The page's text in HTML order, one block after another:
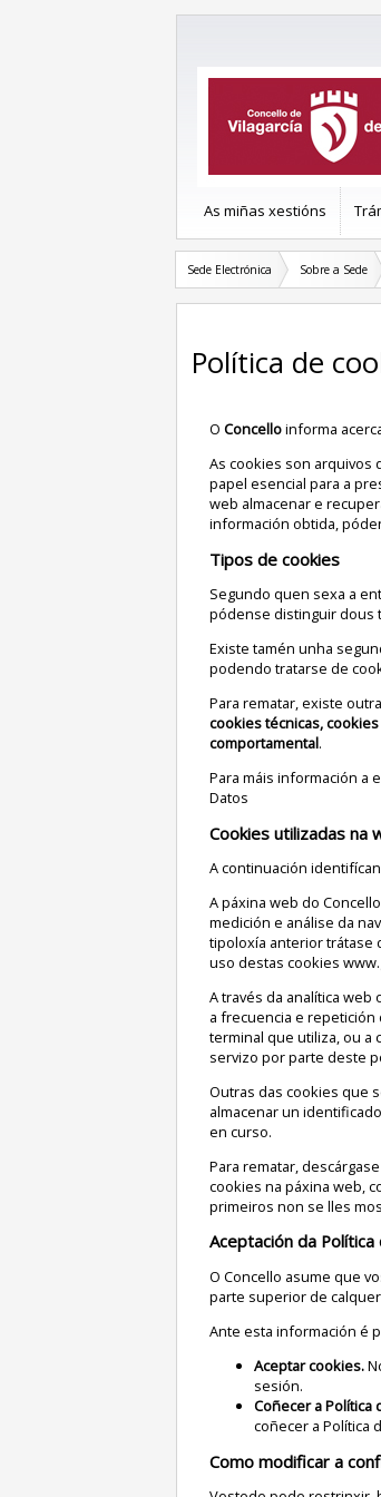
As miñas xestións
Sede Electrónica Sobre a Sede
Política de
O Concelloinforma
As cookies son arquivos
papel esencial para a
web almacenar e
información obtida,
Tipos de cookies
Segundo quen sexa a
pódense distinguir dous
Existe tamén unha
podendo tratarse de
Para rematar, existe
cookies técnicas,
comportamental.
Para máis información a
Datos
Cookies utilizadas na
A continuación
A páxina web do
medición e análise da
tipoloxía anterior trátase
uso destas cookies
A través da analítica
a frecuencia e repetición
terminal que utiliza, ou a
servizo por parte deste
Outras das cookies que
almacenar un
en curso.
Para rematar,
cookies na páxina web,
primeiros non se lles
Aceptación da
O Concello asume que
parte superior de
Ante esta información é
Aceptar cookies.
sesión.
Coñecer a Política
coñecer a Política
Como modificar a